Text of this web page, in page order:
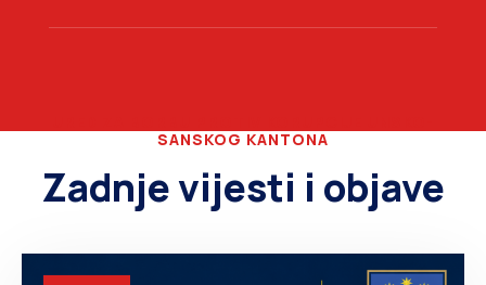
SANSKOG KANTONA
Zadnje vijesti i objave